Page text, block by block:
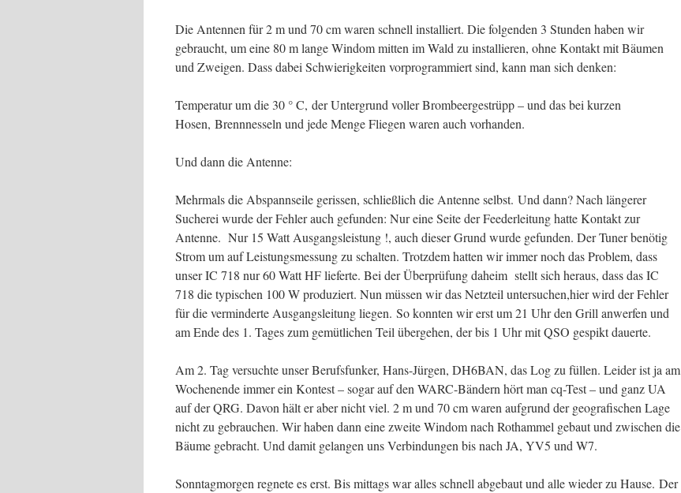
Die Antennen für 2 m und 70 cm waren schnell installiert. Die folgenden 3 Stunden haben wir
gebraucht, um eine 80 m lange Windom mitten im Wald zu installieren, ohne Kontakt mit Bäumen
und Zweigen. Dass dabei Schwierigkeiten vorprogrammiert sind, kann man sich denken:
Temperatur um die 30 ° C, der Untergrund voller Brombeergestrüpp – und das bei kurzen
Hosen, Brennnesseln und jede Menge Fliegen waren auch vorhanden.
Und dann die Antenne:
Mehrmals die Abspannseile gerissen, schließlich die Antenne selbst. Und dann? Nach längerer
Sucherei wurde der Fehler auch gefunden: Nur eine Seite der Feederleitung hatte Kontakt zur
Antenne. Nur 15 Watt Ausgangsleistung !, auch dieser Grund wurde gefunden. Der Tuner benötig
Strom um auf Leistungsmessung zu schalten. Trotzdem hatten wir immer noch das Problem, dass
unser IC 718 nur 60 Watt HF lieferte. Bei der Überprüfung daheim stellt sich heraus, dass das IC
718 die typischen 100 W produziert. Nun müssen wir das Netzteil untersuchen,hier wird der Fehler
für die verminderte Ausgangsleitung liegen. So konnten wir erst um 21 Uhr den Grill anwerfen und
am Ende des 1. Tages zum gemütlichen Teil übergehen, der bis 1 Uhr mit QSO gespikt dauerte.
Am 2. Tag versuchte unser Berufsfunker, Hans-Jürgen, DH6BAN, das Log zu füllen. Leider ist ja am
Wochenende immer ein Kontest – sogar auf den WARC-Bändern hört man cq-Test – und ganz UA
auf der QRG. Davon hält er aber nicht viel. 2 m und 70 cm waren aufgrund der geografischen Lage
nicht zu gebrauchen. Wir haben dann eine zweite Windom nach Rothammel gebaut und zwischen die
Bäume gebracht. Und damit gelangen uns Verbindungen bis nach JA, YV5 und W7.
Sonntagmorgen regnete es erst. Bis mittags war alles schnell abgebaut und alle wieder zu Hause. Der